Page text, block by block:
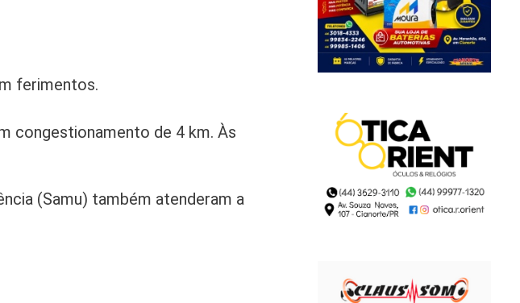
ferimentos.
congestionamento de 4 km. Às
(Samu) também atenderam a